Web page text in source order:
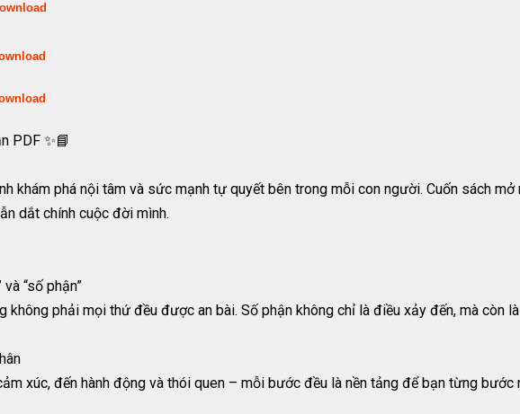
PDF ✨📘
khám phá nội tâm và sức mạnh tự quyết bên trong mỗi con người. Cuốn sách
dắt chính cuộc đời mình.
“số phận”
không phải mọi thứ đều được an bài. Số phận không chỉ là điều xảy đến, mà còn
xúc, đến hành động và thói quen – mỗi bước đều là nền tảng để bạn từng